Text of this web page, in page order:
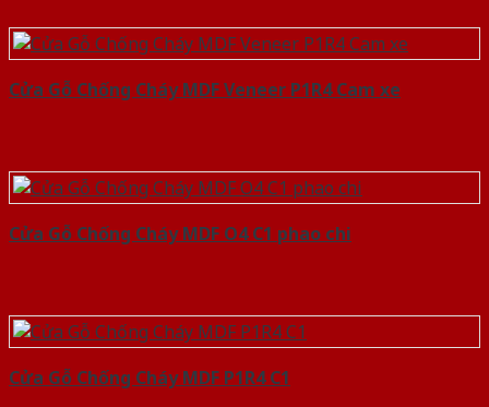
Cửa Gỗ Chống Cháy MDF Veneer P1R4 Cam xe
Cửa Gỗ Chống Cháy MDF O4 C1 phao chi
Cửa Gỗ Chống Cháy MDF P1R4 C1